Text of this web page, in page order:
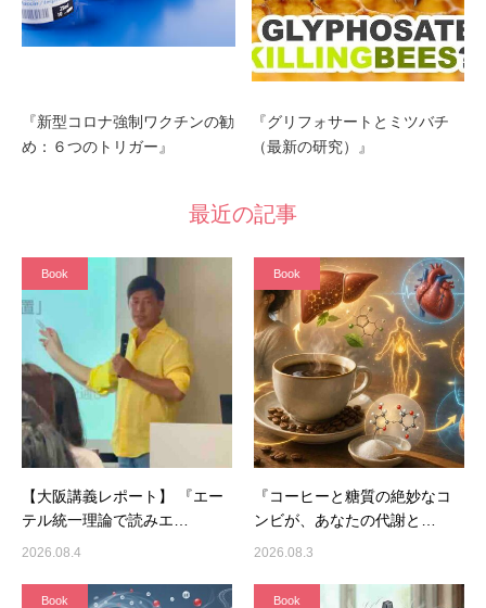
『新型コロナ強制ワクチンの勧
め：６つのトリガー』
『グリフォサートとミツバチ
（最新の研究）』
最近の記事
Book
【大阪講義レポート】 『エー
テル統一理論で読みエ…
2026.08.4
Book
『コーヒーと糖質の絶妙なコ
ンビが、あなたの代謝と…
2026.08.3
Book Book